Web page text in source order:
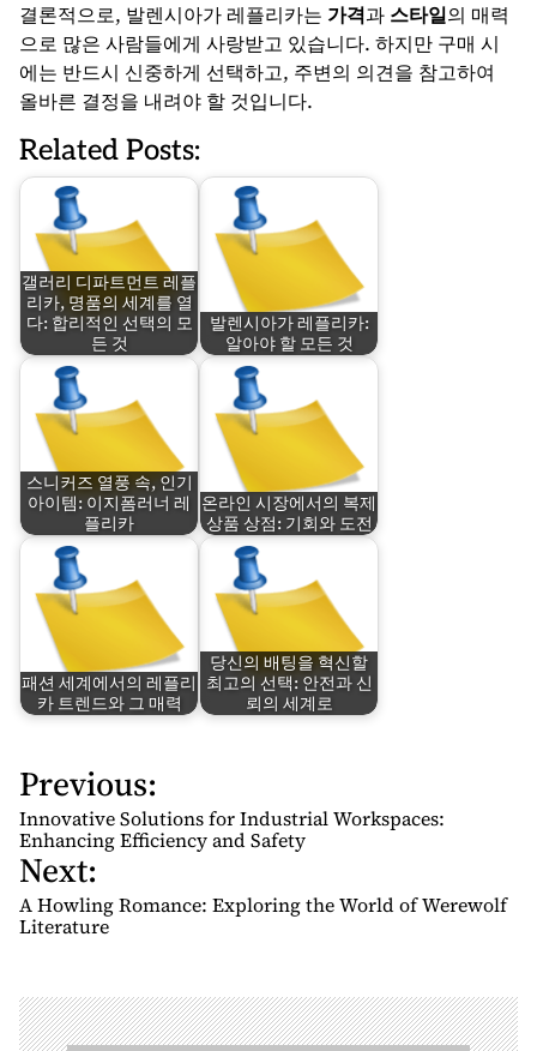
결론적으로, 발렌시아가 레플리카는 가격과 스타일의 매력
으로 많은 사람들에게 사랑받고 있습니다. 하지만 구매 시
에는 반드시 신중하게 선택하고, 주변의 의견을 참고하여
올바른 결정을 내려야 할 것입니다.
Related Posts:
갤러리 디파트먼트 레플
리카, 명품의 세계를 열
다: 합리적인 선택의 모
든 것
발렌시아가 레플리카:
알아야 할 모든 것
스니커즈 열풍 속, 인기
아이템: 이지폼러너 레
플리카
온라인 시장에서의 복제
상품 상점: 기회와 도전
패션 세계에서의 레플리
카 트렌드와 그 매력
당신의 배팅을 혁신할
최고의 선택: 안전과 신
뢰의 세계로
P
o
s
t
n
a
i
g
Previous:
Innovative Solutions for Industrial Workspaces:
Enhancing Efficiency and Safety
Next:
A Howling Romance: Exploring the World of Werewolf
Literature